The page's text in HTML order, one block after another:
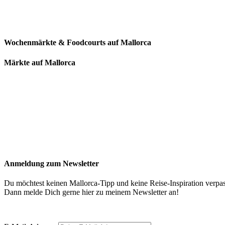
Wochenmärkte & Foodcourts auf Mallorca
Märkte auf Mallorca
Anmeldung zum Newsletter
Du möchtest keinen Mallorca-Tipp und keine Reise-Inspiration
Dann melde Dich gerne hier zu meinem Newsletter an!